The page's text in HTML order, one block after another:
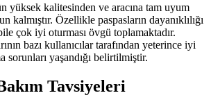
yüksek kalitesinden ve aracına tam uyum
kalmıştır. Özellikle paspasların dayanıklılığı
çok iyi oturması övgü toplamaktadır.
bazı kullanıcılar tarafından yeterince iyi
sorunları yaşandığı belirtilmiştir.
Tavsiyeleri